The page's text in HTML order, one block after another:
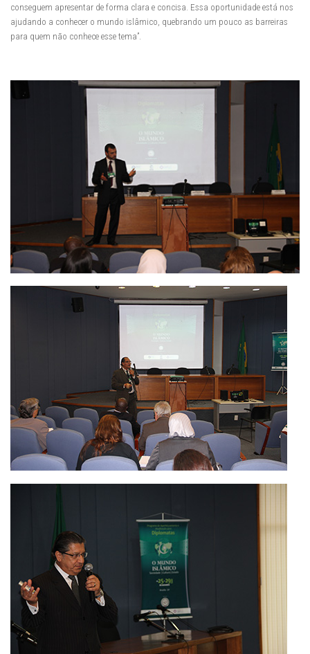
conseguem apresentar de forma clara e concisa. Essa oportunidade está nos
ajudando a conhecer o mundo islâmico, quebrando um pouco as barreiras
para quem não conhece esse tema”.